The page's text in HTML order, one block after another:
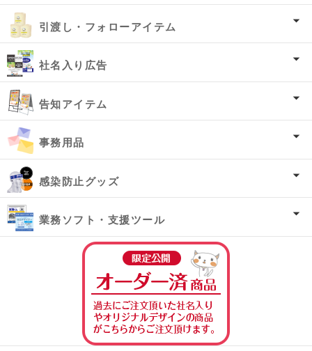
引渡し・フォローアイテム
社名入り広告
告知アイテム
事務用品
感染防止グッズ
業務ソフト・支援ツール